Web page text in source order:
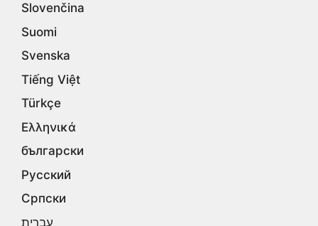
Slovenčina
Suomi
Svenska
Tiếng Việt
Türkçe
Ελληνικά
български
Русский
Српски
עברית